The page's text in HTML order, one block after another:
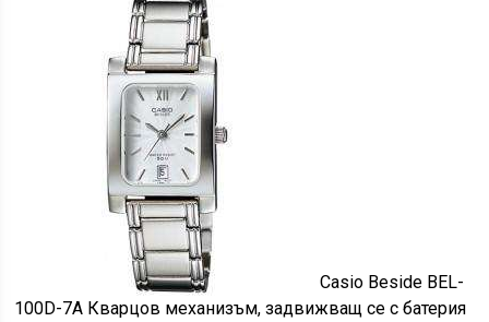
Casio Beside BEL-
100D-7A Кварцов механизъм, задвижващ се с батерия